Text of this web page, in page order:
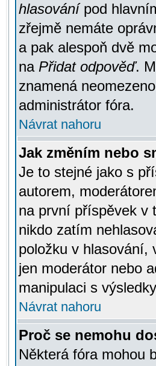
hlasovánípod
zřejmě nemáte
a pak alespoň dvě
na Přidat odpověď.
znamená
administrátor fóra.
Návrat nahoru
Jak změním nebo
Je to stejné jako s
autorem,
na první příspěvek v
nikdo zatím
položku v hlasování,
jen moderátor nebo
manipulaci s
Návrat nahoru
Proč se nemohu
Některá fóra mohou